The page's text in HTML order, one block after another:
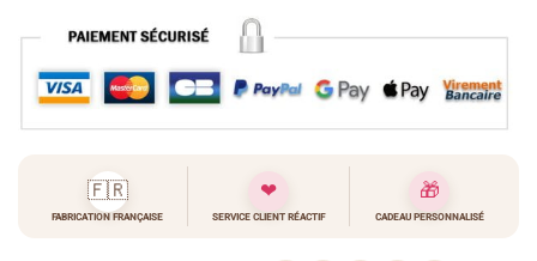
🇫🇷
FABRICATION FRANÇAISE
❤
SERVICE CLIENT RÉACTIF
🎁
CADEAU PERSONNALISÉ